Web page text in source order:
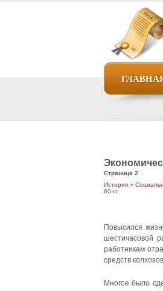
Страница 2
История »
60-гг.
Повысился
шестичасовой
работникам
средств
Многое было